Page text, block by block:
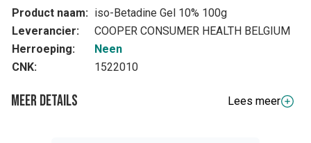
Product naam: iso-Betadine Gel 10% 100g
Leverancier:
COOPER CONSUMER HEALTH BELGIUM
Herroeping:
Neen
CNK:
1522010
Meer details
Lees meer